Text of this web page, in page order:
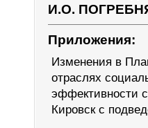
И.О.
Приложения:
Изменения в
отраслях
эффективности
Кировск с